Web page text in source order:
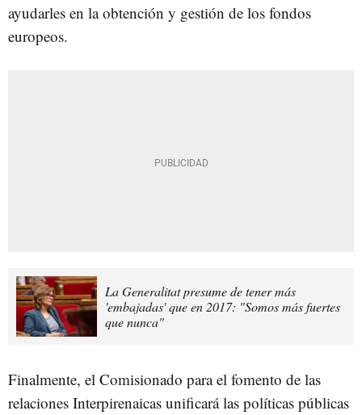
ayudarles en la obtención y gestión de los fondos
europeos.
La Generalitat presume de tener más
'embajadas' que en 2017: "Somos más fuertes
que nunca"
Finalmente, el Comisionado para el fomento de las
relaciones Interpirenaicas unificará las políticas públicas